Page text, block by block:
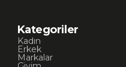
Kategoriler
Kadın
Erkek
Markalar